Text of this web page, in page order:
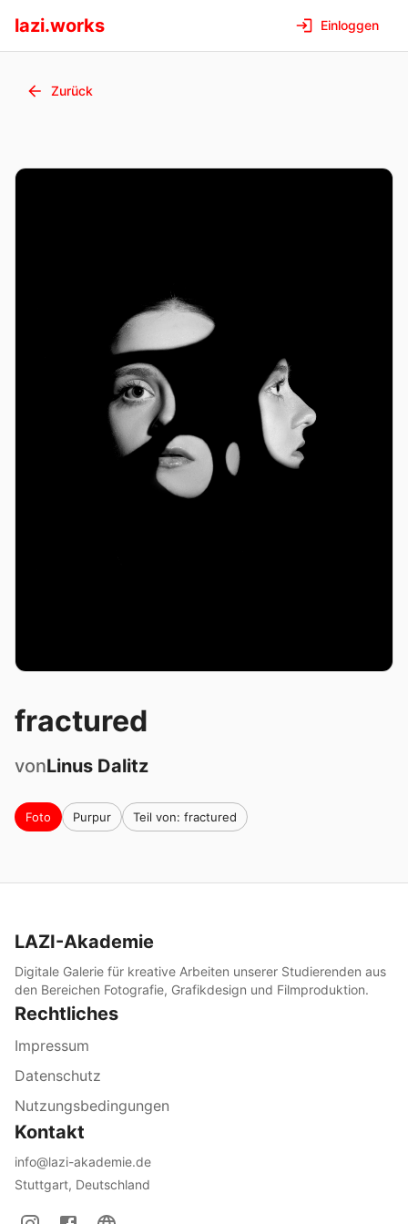
lazi.works Einloggen
Zurück
fractured
vonLinus Dalitz
Foto Purpur Teil von: fractured
LAZI-Akademie
Digitale Galerie für kreative Arbeiten unserer Studierenden aus
den Bereichen Fotografie, Grafikdesign und Filmproduktion.
Rechtliches
Impressum
Datenschutz
Nutzungsbedingungen
Kontakt
info@lazi-akademie.de
Stuttgart, Deutschland